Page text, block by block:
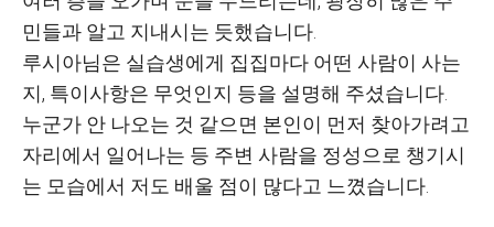
민들과 알고 지내시는 듯했습니다.
루시아님은 실습생에게 집집마다 어떤 사람이 사는
지, 특이사항은 무엇인지 등을 설명해 주셨습니다.
누군가 안 나오는 것 같으면 본인이 먼저 찾아가려고
자리에서 일어나는 등 주변 사람을 정성으로 챙기시
는 모습에서 저도 배울 점이 많다고 느꼈습니다.